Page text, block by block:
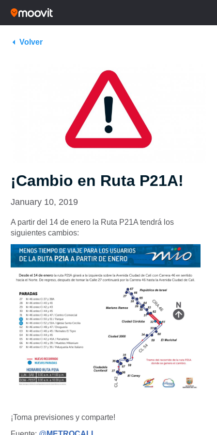
Volver
¡Cambio en Ruta P21A!
January 10, 2019
A partir del 14 de enero la Ruta P21A tendrá los
siguientes cambios:
¡Toma previsiones y comparte!